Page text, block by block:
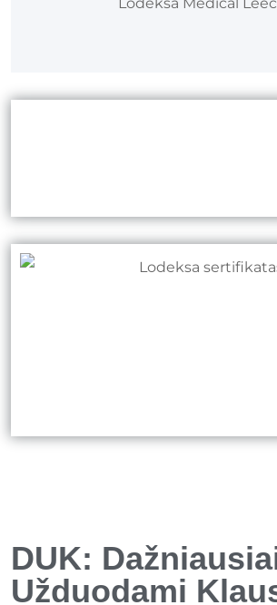
DUK:
Užduodami